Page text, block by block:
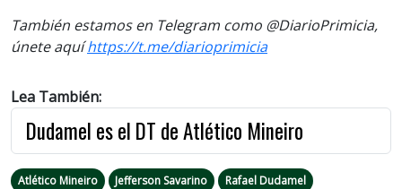
También estamos en Telegram como @DiarioPrimicia,
únete aquíhttps://t.me/diarioprimicia
Lea También:
Dudamel es el DT de Atlético Mineiro
Atlético Mineiro Jefferson Savarino
Rafael Dudamel